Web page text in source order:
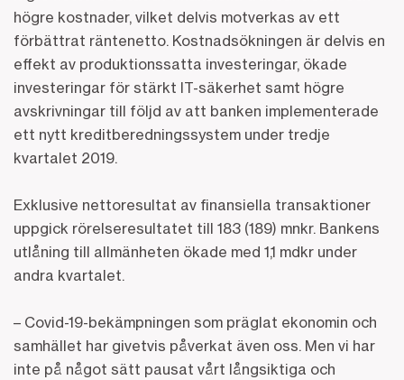
högre kostnader, vilket delvis motverkas av ett
förbättrat räntenetto. Kostnadsökningen är delvis en
effekt av produktionssatta investeringar, ökade
investeringar för stärkt IT-säkerhet samt högre
avskrivningar till följd av att banken implementerade
ett nytt kreditberedningssystem under tredje
kvartalet 2019.
Exklusive nettoresultat av finansiella transaktioner
uppgick rörelseresultatet till 183 (189) mnkr. Bankens
utlåning till allmänheten ökade med 1,1 mdkr under
andra kvartalet.
– Covid-19-bekämpningen som präglat ekonomin och
samhället har givetvis påverkat även oss. Men vi har
inte på något sätt pausat vårt långsiktiga och